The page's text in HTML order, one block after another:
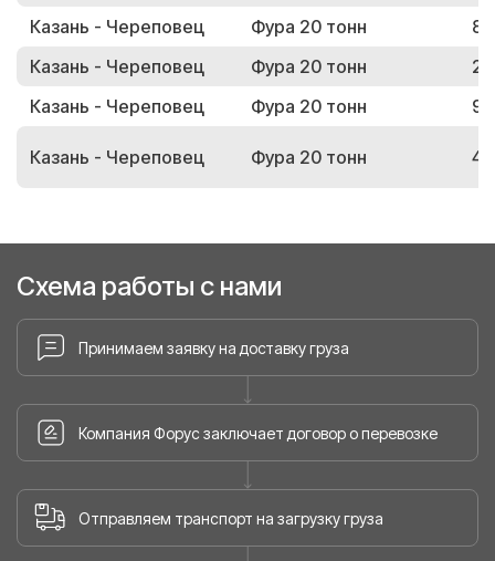
Казань - Череповец
Фура 20 тонн
Казань - Череповец
Фура 20 тонн
Казань - Череповец
Фура 20 тонн
Казань - Череповец Фура 20 тонн
Схема работы с нами
Принимаем заявку на доставку груза
Компания Форус заключает договор о перевозке
Отправляем транспорт на загрузку груза